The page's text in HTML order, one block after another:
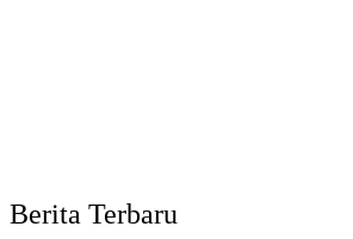
Berita Terbaru